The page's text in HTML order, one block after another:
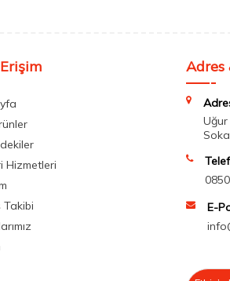
Erişim
Hizmetleri
Takibi
Adres
Uğur
E-